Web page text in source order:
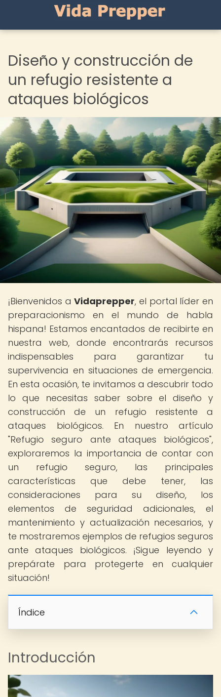
Diseño y construcción de
un refugio resistente a
ataques biológicos
¡Bienvenidos aVidaprepper, el portal líder en
preparacionismo en el mundo de habla
hispana! Estamos encantados de recibirte en
nuestra web, donde encontrarás recursos
indispensables para garantizar tu
supervivencia en situaciones de emergencia.
En esta ocasión, te invitamos a descubrir todo
lo que necesitas saber sobre el diseño y
construcción de un refugio resistente a
ataques biológicos. En nuestro artículo
"Refugio seguro ante ataques biológicos",
exploraremos la importancia de contar con
un refugio seguro, las principales
características que debe tener, las
consideraciones para su diseño, los
elementos de seguridad adicionales, el
mantenimiento y actualización necesarios, y
te mostraremos ejemplos de refugios seguros
ante ataques biológicos. ¡Sigue leyendo y
prepárate para protegerte en cualquier
situación!
Índice
Introducción